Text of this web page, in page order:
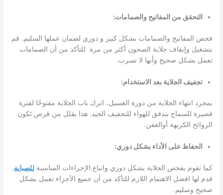
التحقق من المفاتيح والصمامات:
فحص المفاتيح والصمامات بشكل كبير و دوري لضمان عملها السليم. قم
بتشغيل وإيقاف جلاية الصحون أكثر من مرة للتأكد من أن الصمامات
تعمل بشكل صحيح وأنها لا تسرب.
تجفيف الجلاية بعد الاستخدام:
بمجرد انتهاء الجلاية من دورة الغسيل، اترك باب الجلاية مفتوحًا لفترة
قصيرة للسماح بتدفق للهواء للتجفيف الجيد. هذا يقلل من فرص تَكون
الروائح الكريهة أوالعفن.
الحفاظ على الأداء بشكل دوري:
كما تقوم بفحص الجلاية بشكل دوري واتباع الإجراءات المناسبة للصيانة.
قدم لها افضل الاهتمام اللازم للتأكد من أن جميع الأجزاء تعمل بشكل
صحيح وسليم.